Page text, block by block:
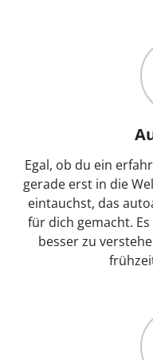
Egal, ob du ein
gerade erst in die
eintauchst, das
für dich gemacht.
besser zu